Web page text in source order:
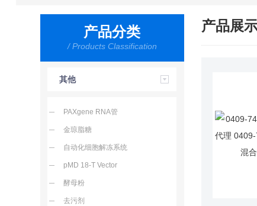
产品分类
/ Products Classification
其他
PAXgene RNA管
金琼脂糖
自动化细胞解冻系统
pMD 18-T Vector
酵母粉
去污剂
产品展